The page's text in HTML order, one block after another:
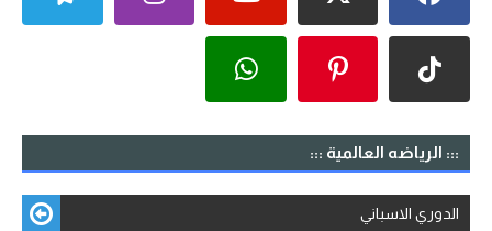
::: الرياضه العالمية :::
الدوري الاسباني